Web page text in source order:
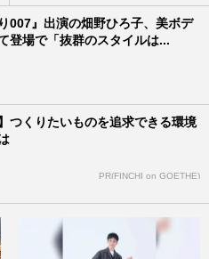
007』出演の畑野ひろ子、美ボデ
登場で「抜群のスタイルは...
つくりたいものを追求できる環境
PR(FINCHI on GOETHE)